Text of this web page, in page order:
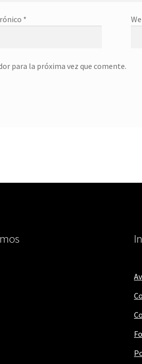
*
para la próxima vez que comente.